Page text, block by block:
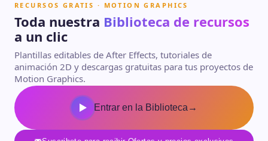
RECURSOS GRATIS · MOTION GRAPHICS
Toda nuestra Biblioteca de recursos
a un clic
Plantillas editables de After Effects, tutoriales de
animación 2D y descargas gratuitas para tus proyectos de
Motion Graphics.
Entrar en la Biblioteca →